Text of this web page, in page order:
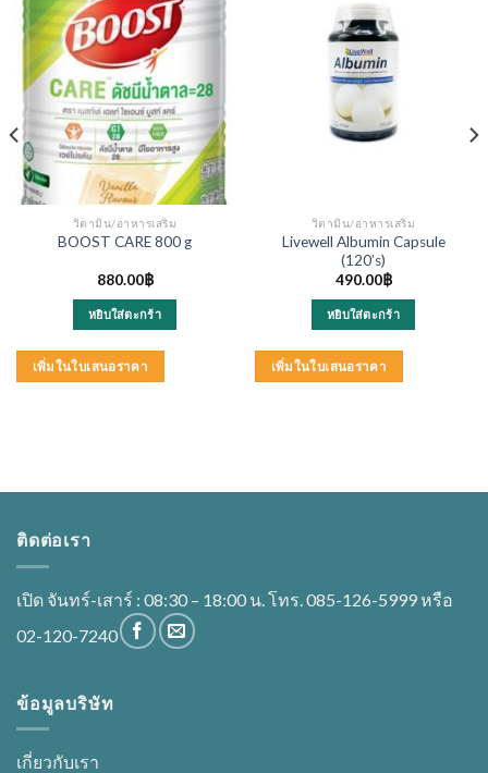
วิตามิน/อาหารเสริม
BOOST CARE 800 g
880.00฿
หยิบใส่ตะกร้า
เพิ่มในใบเสนอราคา
วิตามิน/อาหารเสริม
Livewell Albumin Capsule
(120’s)
490.00฿
หยิบใส่ตะกร้า
เพิ่มในใบเสนอราคา
ติดต่อเรา
เปิด จันทร์-เสาร์ : 08:30 – 18:00 น. โทร. 085-126-5999 หรือ
02-120-7240
ข้อมูลบริษัท
เกี่ยวกับเรา